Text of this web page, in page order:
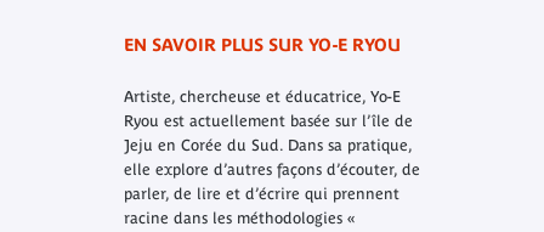
EN SAVOIR PLUS SUR YO-E RYOU
Artiste, chercheuse et éducatrice, Yo-E
Ryou est actuellement basée sur l’île de
Jeju en Corée du Sud. Dans sa pratique,
elle explore d’autres façons d’écouter, de
parler, de lire et d’écrire qui prennent
racine dans les méthodologies «